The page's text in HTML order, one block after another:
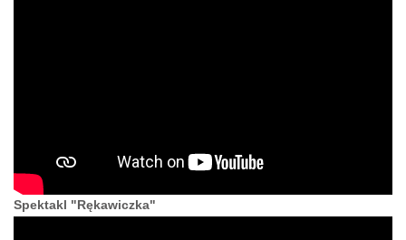
Spektakl "Rękawiczka"